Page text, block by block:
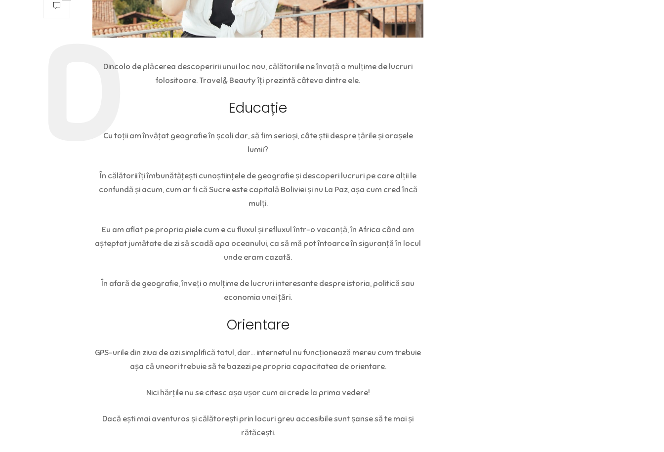
Dincolo de plăcerea descoperirii unui loc nou, călătoriile ne învață o mulțime de lucruri
folositoare. Travel& Beauty îți prezintă câteva dintre ele.
Educație
Cu toții am învățat geografie în școli dar, să fim serioși, câte știi despre țările și orașele
lumii?
În călătorii îți îmbunătățești cunoștiințele de geografie și descoperi lucruri pe care alții le
confundă și acum, cum ar fi că Sucre este capitală Boliviei și nu La Paz, așa cum cred încă
mulți.
Eu am aflat pe propria piele cum e cu fluxul și refluxul într-o vacanță, în Africa când am
așteptat jumătate de zi să scadă apa oceanului, ca să mă pot întoarce în siguranță în locul
unde eram cazată.
În afară de geografie, înveți o mulțime de lucruri interesante despre istoria, politică sau
economia unei țări.
Orientare
GPS-urile din ziua de azi simplifică totul, dar… internetul nu funcționează mereu cum trebuie
așa că uneori trebuie să te bazezi pe propria capacitatea de orientare.
Nici hărțile nu se citesc așa ușor cum ai crede la prima vedere!
Dacă ești mai aventuros și călătorești prin locuri greu accesibile sunt șanse să te mai și
rătăcești.